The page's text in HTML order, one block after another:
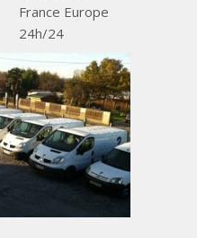
France Europe
24h/24